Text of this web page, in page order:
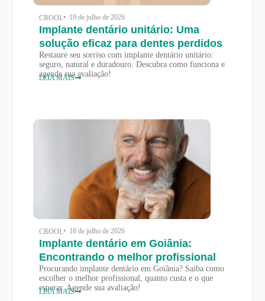
CROOL• 19 de julho de 2026
Implante dentário unitário: Uma
solução eficaz para dentes perdidos
Restaure seu sorriso com implante dentário unitário:
seguro, natural e duradouro. Descubra como funciona e
agende sua avaliação!
LEIA MAIS
CROOL• 18 de julho de 2026
Implante dentário em Goiânia:
Encontrando o melhor profissional
Procurando implante dentário em Goiânia? Saiba como
escolher o melhor profissional, quanto custa e o que
esperar. Agende sua avaliação!
LEIA MAIS